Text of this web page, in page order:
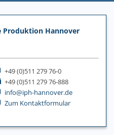
Hannover
+49 (0)511 279 76-0
+49 (0)511 279 76-888
info@iph-hannover.de
Zum Kontaktformular